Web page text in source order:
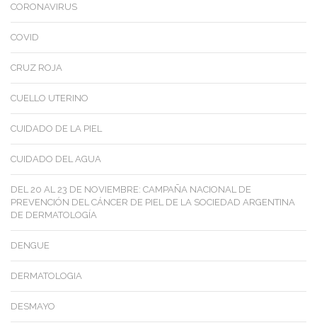
CORONAVIRUS
COVID
CRUZ ROJA
CUELLO UTERINO
CUIDADO DE LA PIEL
CUIDADO DEL AGUA
DEL 20 AL 23 DE NOVIEMBRE: CAMPAÑA NACIONAL DE
PREVENCIÓN DEL CÁNCER DE PIEL DE LA SOCIEDAD ARGENTINA
DE DERMATOLOGÍA
DENGUE
DERMATOLOGIA
DESMAYO